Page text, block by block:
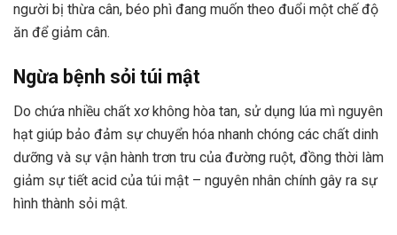
người bị thừa cân, béo phì đang muốn theo đuổi một chế độ
ăn để giảm cân.
Ngừa bệnh sỏi túi mật
Do chứa nhiều chất xơ không hòa tan, sử dụng lúa mì nguyên
hạt giúp bảo đảm sự chuyển hóa nhanh chóng các chất dinh
dưỡng và sự vận hành trơn tru của đường ruột, đồng thời làm
giảm sự tiết acid của túi mật – nguyên nhân chính gây ra sự
hình thành sỏi mật.